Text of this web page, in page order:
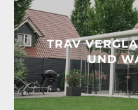
TRAV
UND